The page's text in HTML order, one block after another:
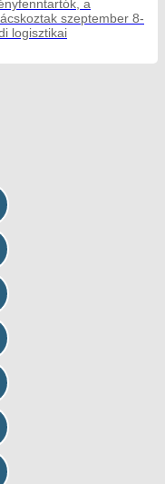
a
szeptember 8-
logisztikai